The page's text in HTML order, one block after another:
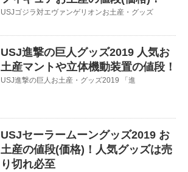
USJゴジラ対エヴァンゲリオンお土産・グッズ
USJ進撃の巨人グッズ2019 人気お
土産マントや立体機動装置の値段！
USJ進撃の巨人お土産・グッズ2019 「進
USJセーラームーングッズ2019 お
土産の値段(価格)！人気グッズは売
り切れ必至